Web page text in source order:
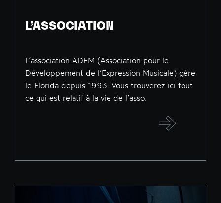
L’ASSOCIATION
L’association ADEM (Association pour le
Développement de l’Expression Musicale) gère
le Florida depuis 1993. Vous trouverez ici tout
ce qui est relatif à la vie de l’asso.